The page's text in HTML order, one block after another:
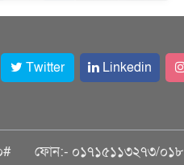
Twitter Linkedin
ফোন:- ০১৭১৫১১৩২৭৩/